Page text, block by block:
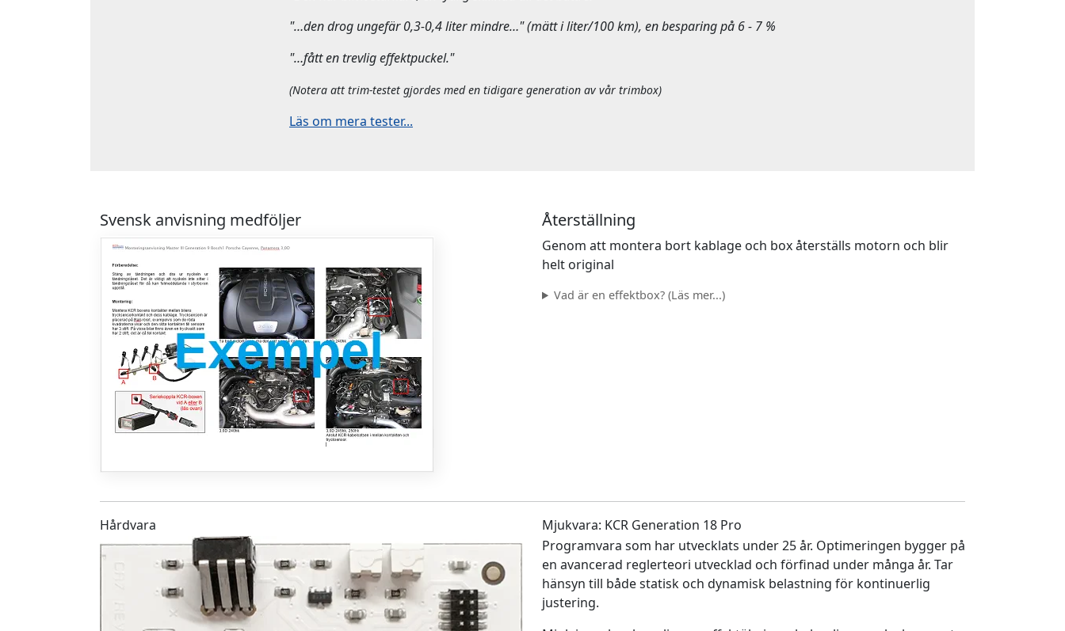
"…den drog ungefär 0,3-0,4 liter mindre…" (mätt i liter/100 km), en besparing på 6 - 7 %
"…fått en trevlig effektpuckel."
(Notera att trim-testet gjordes med en tidigare generation av vår trimbox)
Läs om mera tester...
Svensk anvisning medföljer Återställning
Genom att montera bort kablage och box återställs motorn och blir
helt original
Vad är en effektbox? (Läs mer...)
Hårdvara
Mjukvara: KCR Generation 18 Pro
Programvara som har utvecklats under 25 år. Optimeringen bygger på
en avancerad reglerteori utvecklad och förfinad under många år. Tar
hänsyn till både statisk och dynamisk belastning för kontinuerlig
justering.